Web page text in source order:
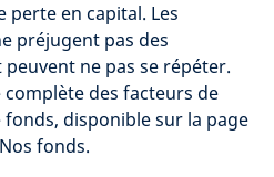
perte en capital. Les
préjugent pas des
ne pas se répéter.
des facteurs de
disponible sur la page
fonds.